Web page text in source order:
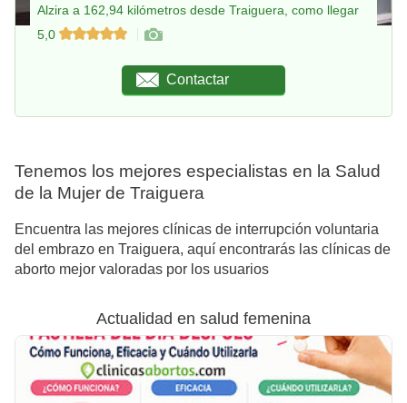
Alzira a 162,94 kilómetros desde Traiguera, como llegar
5,0
Contactar
Tenemos los mejores especialistas en la Salud
de la Mujer de Traiguera
Encuentra las mejores clínicas de interrupción voluntaria
del embrazo en Traiguera, aquí encontrarás las clínicas de
aborto mejor valoradas por los usuarios
Actualidad en salud femenina